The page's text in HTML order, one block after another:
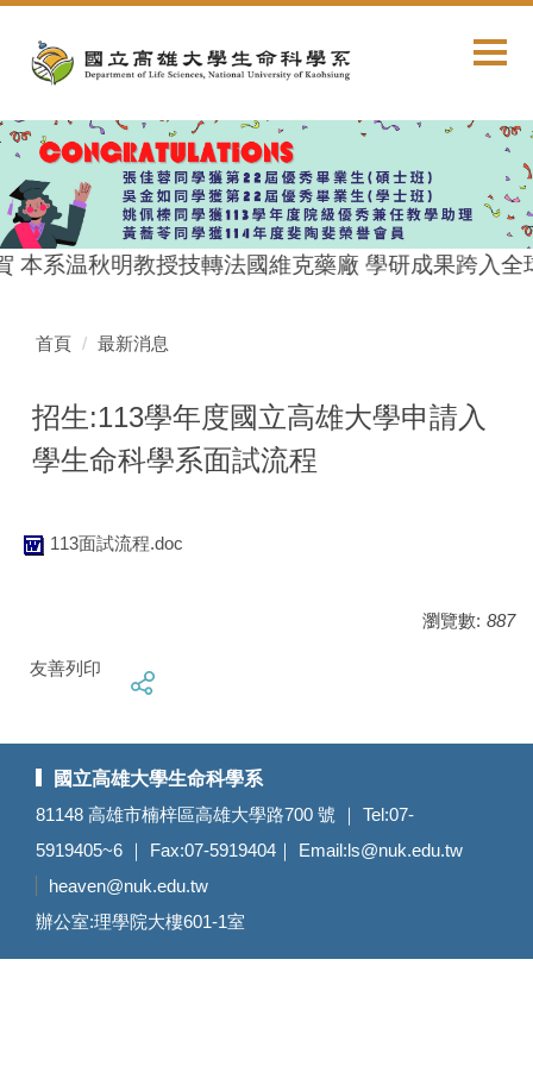
內
容
區
本系温秋明教授技轉法國維克藥廠 學研成果跨入全
首頁 最新消息
招生:113學年度國立高雄大學申請入
學生命科學系面試流程
113面試流程.doc
瀏覽數: 887
友善列印
國立高雄大學生命科學系
81148 高雄市楠梓區高雄大學路700 號 ｜ Tel:07-
5919405~6 ｜ Fax:07-5919404｜ Email:ls@nuk.edu.tw
heaven@nuk.edu.tw
辦公室:理學院大樓601-1室